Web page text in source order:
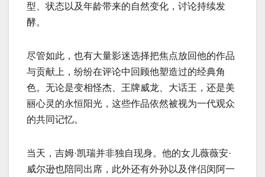
型、状态以及年龄带来的自然变化，讨论持续发
酵。
尽管如此，也有大量影迷选择把焦点放回他的作品
与贡献上，纷纷在评论中回顾他塑造过的经典角
色。无论是变相怪杰、王牌威龙、大话王，还是美
丽心灵的永恒阳光，这些作品依然被视为一代观众
的共同记忆。
当天，吉姆·凯瑞并非独自现身。他的女儿薇薇安·
威尔逊也陪同出席，此外还有外孙以及伴侣闵阿一